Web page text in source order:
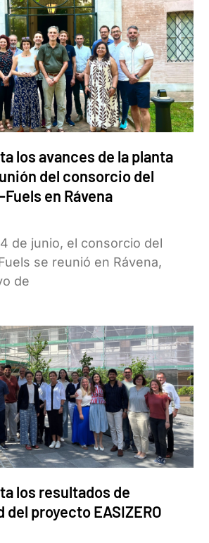
los avances de la planta
del consorcio del
en Rávena
de junio, el consorcio del
se reunió en Rávena,
de
los resultados de
proyecto EASIZERO